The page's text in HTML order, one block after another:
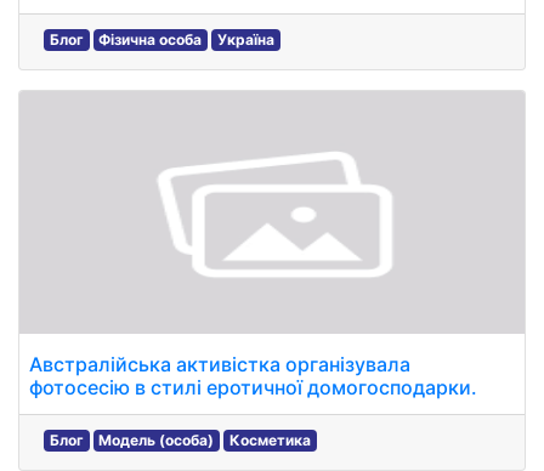
Блог Фізична особа Україна
Австралійська активістка організувала
фотосесію в стилі еротичної домогосподарки.
Блог Модель (особа) Косметика